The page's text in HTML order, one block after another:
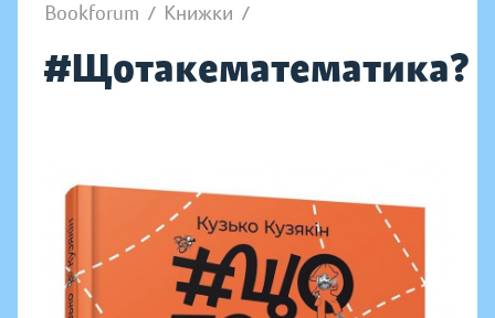
Bookforum / Книжки /
#Щотакематематика?